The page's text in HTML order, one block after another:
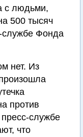
с людьми,
500 тысяч
службе Фонда
нет. Из
против
службе
что